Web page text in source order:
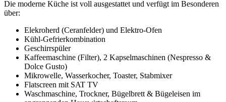
Die moderne Küche ist voll ausgestattet und verfügt im Besonderen
über:
Elekroherd (Ceranfelder) und Elektro-Ofen
Kühl-Gefrierkombination
Geschirrspüler
Kaffeemaschine (Filter), 2 Kapselmaschinen (Nespresso &
Dolce Gusto)
Mikrowelle, Wasserkocher, Toaster, Stabmixer
Flatscreen mit SAT TV
Waschmaschine, Trockner, Bügelbrett & Bügeleisen im